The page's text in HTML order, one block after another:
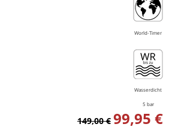
World-Timer
Wasserdicht
5 bar
149,00 € 99,95 €